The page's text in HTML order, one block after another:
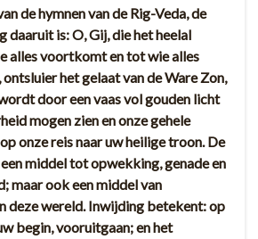
de hymnen van de Rig-Veda, de
is: O, Gij, die het heelal
alles voortkomt en tot wie alles
het gelaat van de Ware Zon,
door een vaas vol gouden licht
mogen zien en onze gehele
onze reis naar uw heilige troon. De
middel tot opwekking, genade en
maar ook een middel van
deze wereld. Inwijding betekent: op
begin, vooruitgaan; en het